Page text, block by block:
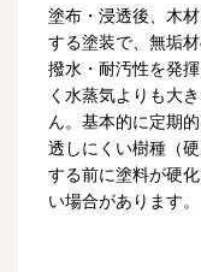
塗布・浸透後、木
する塗装で、無垢
撥水・耐汚性を発
く水蒸気よりも大
ん。基本的に定期
透しにくい樹種（
する前に塗料が硬
い場合があります。